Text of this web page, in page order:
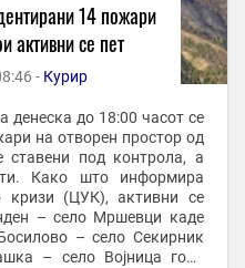
14 пожари
активни се пет
- Курир
денеска до 18:00 часот се
на отворен простор од
ставени под контрола, а
Како што информира
кризи (ЦУК), активни се
– село Мршевци каде
– село Секирник
– село Војница гори